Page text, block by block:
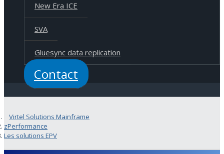
New Era ICE
SVA
Gluesync data replication
Contact
Virtel Solutions Mainframe
zPerformance
Les solutions EPV